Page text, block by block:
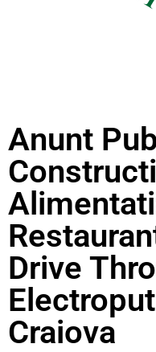
Anunt
Drive
Craiova